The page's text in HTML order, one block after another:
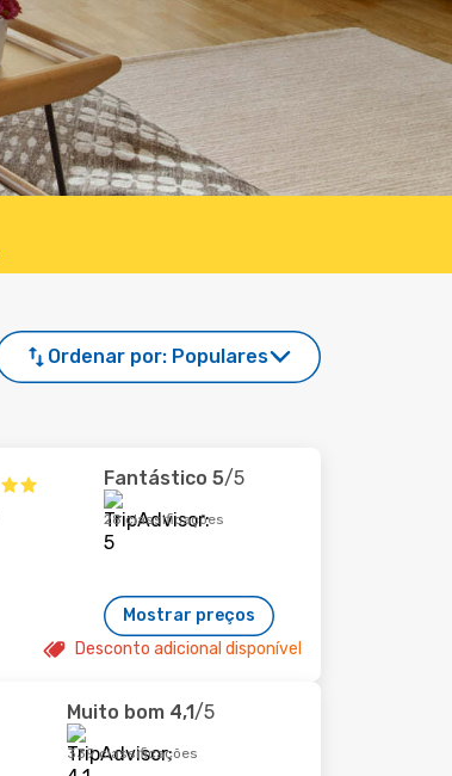
Ordenar por: Populares
Fantástico 5/5
28 classificações
Mostrar preços
Desconto adicional disponível
Muito bom 4,1/5
339 classificações